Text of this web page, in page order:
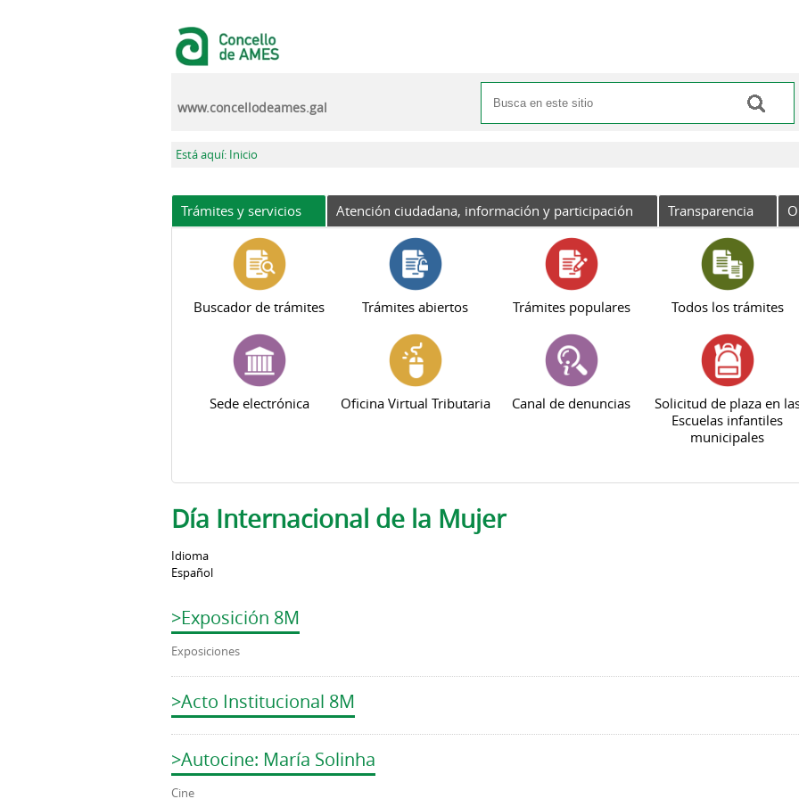
Formulario de búsqueda
Buscar
www.concellodeames.gal
Se encuentra usted aquí
Está aquí: Inicio
Trámites y servicios Atención ciudadana, información y participación Transparencia
Buscador de trámites Trámites abiertos Trámites populares Todos los trámites
Sede electrónica Oficina Virtual Tributaria Canal de denuncias
Solicitud de plaza en
Escuelas infantiles
municipales
Día Internacional de la Mujer
Idioma
Español
>Exposición 8M
Exposiciones
>Acto Institucional 8M
>Autocine: María Solinha
Cine